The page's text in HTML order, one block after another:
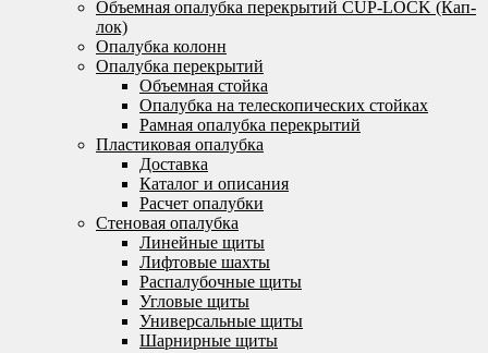
Объемная опалубка перекрытий CUP-LOCK (Кап-
лок)
Опалубка колонн
Опалубка перекрытий
Объемная стойка
Опалубка на телескопических стойках
Рамная опалубка перекрытий
Пластиковая опалубка
Доставка
Каталог и описания
Расчет опалубки
Стеновая опалубка
Линейные щиты
Лифтовые шахты
Распалубочные щиты
Угловые щиты
Универсальные щиты
Шарнирные щиты